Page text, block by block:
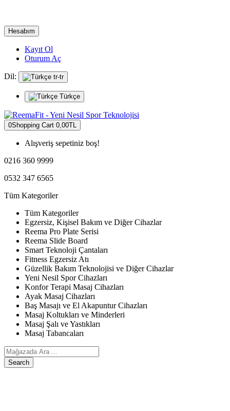
Hesabım
Kayıt Ol
Oturum Aç
Dil: tr-tr
Türkçe
0Shopping Cart 0,00TL
Alışveriş sepetiniz boş!
0216 360 9999
0532 347 6565
Tüm Kategoriler
Tüm Kategoriler
Egzersiz, Kişisel Bakım ve Diğer Cihazlar
Reema Pro Plate Serisi
Reema Slide Board
Smart Teknoloji Çantaları
Fitness Egzersiz Atı
Güzellik Bakım Teknolojisi ve Diğer Cihazlar
Yeni Nesil Spor Cihazları
Konfor Terapi Masaj Cihazları
Ayak Masaj Cihazları
Baş Masajı ve El Akapuntur Cihazları
Masaj Koltukları ve Minderleri
Masaj Şalı ve Yastıkları
Masaj Tabancaları
Search